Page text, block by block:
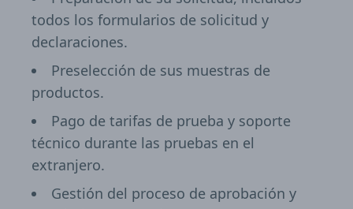
todos los formularios de solicitud y
declaraciones.
Preselección de sus muestras de
productos.
Pago de tarifas de prueba y soporte
técnico durante las pruebas en el
extranjero.
Gestión del proceso de aprobación y